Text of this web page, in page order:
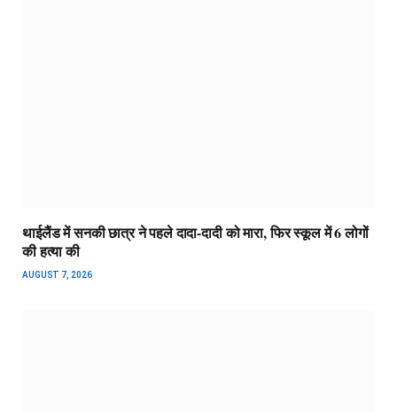
थाईलैंड में सनकी छात्र ने पहले दादा-दादी को मारा, फिर स्कूल में 6 लोगों
की हत्या की
AUGUST 7, 2026